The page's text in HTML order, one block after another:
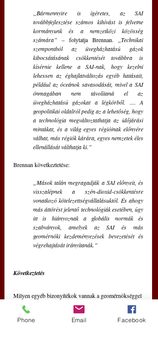
„Bármennyire is ígéretes, az SAI
továbbfejlesztése számos kihívást is felvetne
kormányunk és a nemzetközi közösség
számára” – folytatja Brennan. „Technikai
szempontból az üvegházhatású gázok
kibocsátásának csökkentését továbbra is
kísérnie kellene a SAI-nak, hogy kezelni
lehessen az éghajlatváltozás egyéb hatásait,
például az óceánok savasodását, mivel a SAI
önmagában nem távolítaná el az
üvegházhatású gázokat a légkörből. .... A
geopolitikai oldalról pedig az a lehetőség, hogy
a technológia megváltoztathatja az időjárási
mintákat, és a világ egyes régióinak előnyére
válhat, más régiók kárára, egyes nemzetek éles
ellenállását válthatja ki.”
Brennan következtetése:
„Mások talán megragadják a SAI előnyeit, és
visszalépnek a szén-dioxid-csökkentésre
vonatkozó kötelezettségvállalásuktól. És ahogy
más áttörést jelentő technológiák esetében, úgy
itt is hiányoznak a globális normák és
szabványok, amelyek az SAI és más
geomérnöki kezdeményezések bevezetését és
végrehajtását irányítanák.”
Következtetés
Milyen egyéb bizonyítékok vannak a geomérnökséggel
kapcsolatos katonai érdeklődésre? A brit védelmi
minisztérium (MoD) egy 2045-ig szóló előrejelzésében
azt írja:
Phone Email Facebook